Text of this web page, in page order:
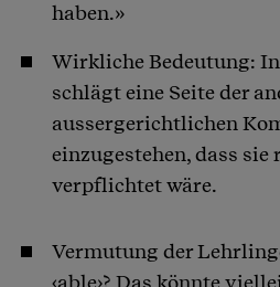
haben.»
Wirkliche Bedeutung:
schlägt eine Seite der
aussergerichtlichen
einzugestehen, dass sie
verpflichtet wäre.
Vermutung der